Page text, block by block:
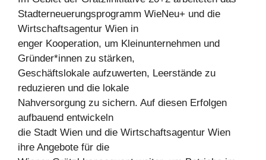
Stadterneuerungsprogramm WieNeu+ und die
Wirtschaftsagentur Wien in
enger Kooperation, um Kleinunternehmen und
Gründer*innen zu stärken,
Geschäftslokale aufzuwerten, Leerstände zu
reduzieren und die lokale
Nahversorgung zu sichern. Auf diesen Erfolgen
aufbauend entwickeln
die Stadt Wien und die Wirtschaftsagentur Wien
ihre Angebote für die